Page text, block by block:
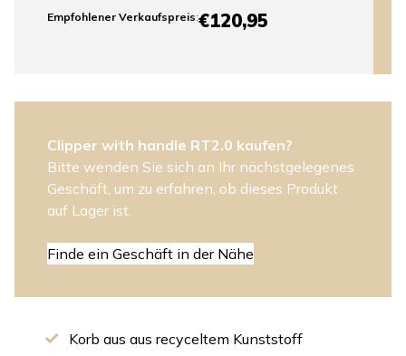
Empfohlener Verkaufspreis:€120,95
Clipper with handle RT2.0 kaufen?
Bitte wenden Sie sich an Ihr nächstgelegenes
Geschäft, um zu erfahren, ob dieses Produkt
auf Lager ist.
Finde ein Geschäft in der Nähe
Korb aus aus recyceltem Kunststoff